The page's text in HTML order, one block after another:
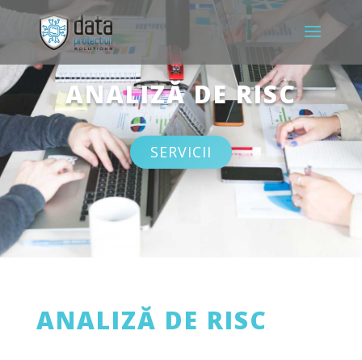
ANALIZĂ DE RISC
SERVICII
ANALIZĂ DE RISC